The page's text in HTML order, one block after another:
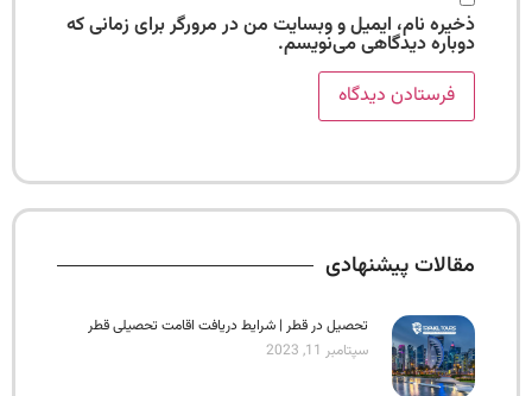
ذخیره نام، ایمیل و وبسایت من در مرورگر برای زمانی که
دوباره دیدگاهی می‌نویسم.
مقالات پیشنهادی
تحصیل در قطر | شرایط دریافت اقامت تحصیلی قطر
سپتامبر 11, 2023